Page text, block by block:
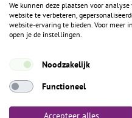
F
a
c
o
o
I
n
s
g
a
Y
o
u
b
P
i
n
ALGEMENE INFORMATIE
Het Geheim over de grens
We kunnen deze plaatsen voor
website te verbeteren,
website-ervaring te bieden. Voor meer
open je de instellingen.
Noodzakelijk
Functioneel
Accepteer alles